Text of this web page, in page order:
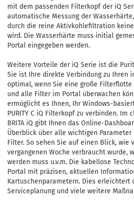
mit dem passenden Filterkopf der iQ
automatische Messung der
durch die reine Aktivkohlefiltration
wird. Die Wasserhärte muss initial
Portal eingegeben werden.
Weitere Vorteile der iQ Serie ist die
Sie ist Ihre direkte Verbindung zu Ihren
optimal, wenn Sie eine große
und alle Filter im Portal überwachen
ermöglicht es Ihnen, Ihr Windows-
PURITY C iQ Filterkopf zu verbinden. Im
BRITA iQ gibt Ihnen das Online-
Überblick über alle wichtigen
Filter. So sehen Sie auf einen Blick, wie
vergangenen Woche verbraucht wurde,
werden muss u.v.m. Die kabellose
Portal mit präzisen, aktuellen
Kartuschenparametern. Dies erleichtert
Serviceplanung und viele weitere